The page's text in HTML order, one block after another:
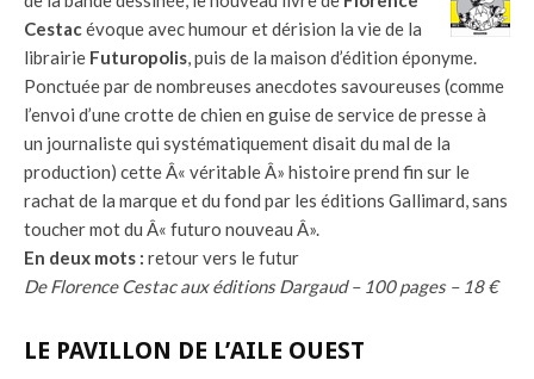
Cestacévoque avec humour et dérision la vie de la
librairie Futuropolis, puis de la maison d’édition éponyme.
Ponctuée par de nombreuses anecdotes savoureuses (comme
l’envoi d’une crotte de chien en guise de service de presse à
un journaliste qui systématiquement disait du mal de la
production) cette Â« véritable Â» histoire prend fin sur le
rachat de la marque et du fond par les éditions Gallimard, sans
toucher mot du Â« futuro nouveau Â».
En deux mots : retour vers le futur
De Florence Cestac aux éditions Dargaud – 100 pages – 18 €
LE PAVILLON DE L’AILE OUEST